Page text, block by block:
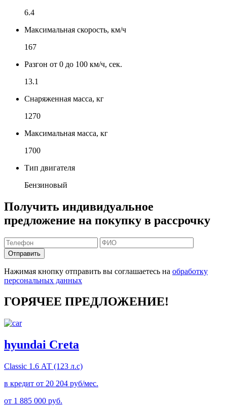
6.4
Максимальная скорость, км/ч
167
Разгон от 0 до 100 км/ч, сек.
13.1
Снаряженная масса, кг
1270
Максимальная масса, кг
1700
Тип двигателя
Бензиновый
Получить индивидуальное
предложение на покупку в рассрочку
Отправить
Нажимая кнопку отправить вы соглашаетесь на обработку
персональных данных
ГОРЯЧЕЕ ПРЕДЛОЖЕНИЕ!
hyundai Creta
Classic 1.6 АТ (123 л.с)
в кредит от 20 204 руб/мес.
от 1 885 000 руб.